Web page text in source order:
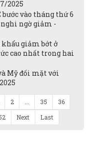
2025
vào tháng thứ 6
ngờ giảm -
giảm bớt ở
cao nhất trong hai
Mỹ đối mặt với
2 ... 35
36
Next Last